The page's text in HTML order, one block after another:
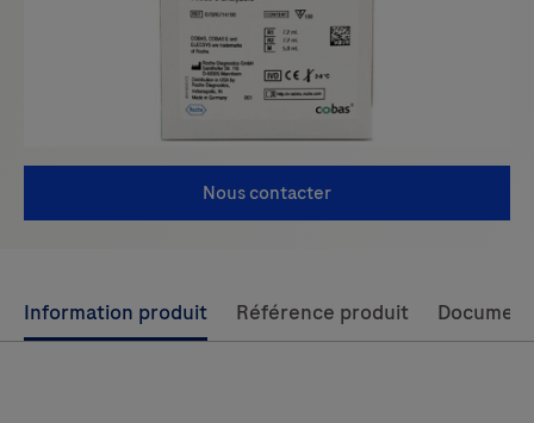
Nous contacter
Use
left
Information produit Référence produit